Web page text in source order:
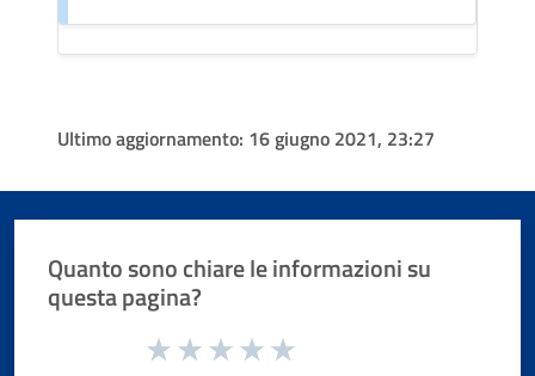
Ultimo aggiornamento: 16 giugno 2021, 23:27
Quanto sono chiare le informazioni su
questa pagina?
Valuta da 1 a 5 stelle la pagina